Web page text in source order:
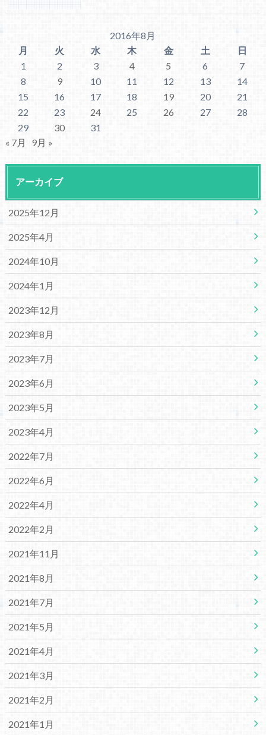
2016年8月
月
火 水 木 金 土
日
1
2 3 4 5 6
7
8
9 10 11 12 13
14
15
16 17 18 19 20
21
22
23 24 25 26 27
28
29
30
31
« 7月
9月 »
アーカイブ
2025年12月
2025年4月
2024年10月
2024年1月
2023年12月
2023年8月
2023年7月
2023年6月
2023年5月
2023年4月
2022年7月
2022年6月
2022年4月
2022年2月
2021年11月
2021年8月
2021年7月
2021年5月
2021年4月
2021年3月
2021年2月
2021年1月